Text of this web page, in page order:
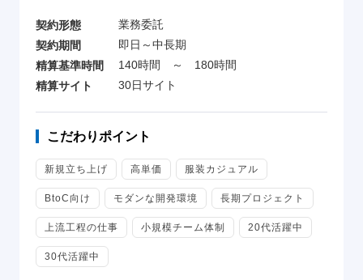
契約形態
業務委託
契約期間
即日～中長期
精算基準時間
140時間 ～ 180時間
精算サイト
30日サイト
こだわりポイント
新規立ち上げ 高単価 服装カジュアル
BtoC向け モダンな開発環境 長期プロジェクト
上流工程の仕事 小規模チーム体制 20代活躍中
30代活躍中